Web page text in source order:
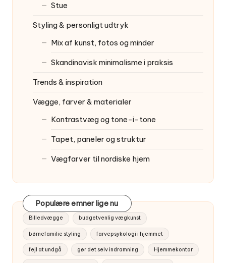
Stue
Styling & personligt udtryk
Mix af kunst, fotos og minder
Skandinavisk minimalisme i praksis
Trends & inspiration
Vægge, farver & materialer
Kontrastvæg og tone-i-tone
Tapet, paneler og struktur
Vægfarver til nordiske hjem
Populære emner lige nu
Billedvægge budgetvenlig vægkunst
børnefamilie styling farvepsykologi i hjemmet
fejl at undgå gør det selv indramning Hjemmekontor